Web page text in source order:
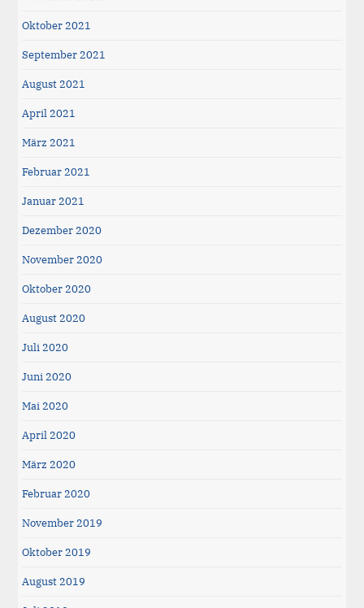
Oktober 2021
September 2021
August 2021
April 2021
März 2021
Februar 2021
Januar 2021
Dezember 2020
November 2020
Oktober 2020
August 2020
Juli 2020
Juni 2020
Mai 2020
April 2020
März 2020
Februar 2020
November 2019
Oktober 2019
August 2019